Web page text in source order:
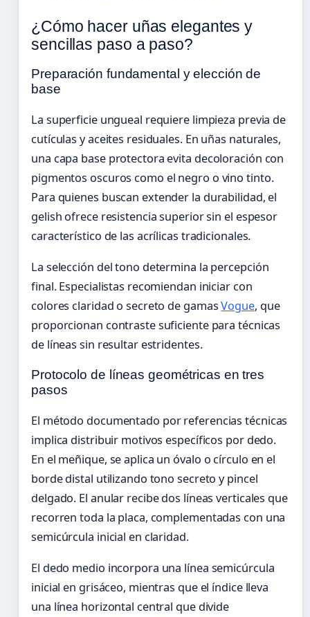
¿Cómo hacer uñas elegantes y
sencillas paso a paso?
Preparación fundamental y elección de
base
La superficie ungueal requiere limpieza previa de
cutículas y aceites residuales. En uñas naturales,
una capa base protectora evita decoloración con
pigmentos oscuros como el negro o vino tinto.
Para quienes buscan extender la durabilidad, el
gelish ofrece resistencia superior sin el espesor
característico de las acrílicas tradicionales.
La selección del tono determina la percepción
final. Especialistas recomiendan iniciar con
colores claridad o secreto de gamasVogue, que
proporcionan contraste suficiente para técnicas
de líneas sin resultar estridentes.
Protocolo de líneas geométricas en tres
pasos
El método documentado por referencias técnicas
implica distribuir motivos específicos por dedo.
En el meñique, se aplica un óvalo o círculo en el
borde distal utilizando tono secreto y pincel
delgado. El anular recibe dos líneas verticales que
recorren toda la placa, complementadas con una
semicúrcula inicial en claridad.
El dedo medio incorpora una línea semicúrcula
inicial en grisáceo, mientras que el índice lleva
una línea horizontal central que divide